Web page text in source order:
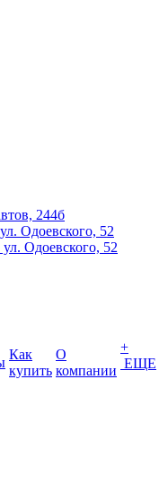
244б
Одоевского, 52
Одоевского, 52
Как
купить
О
компании
+
ЕЩЕ